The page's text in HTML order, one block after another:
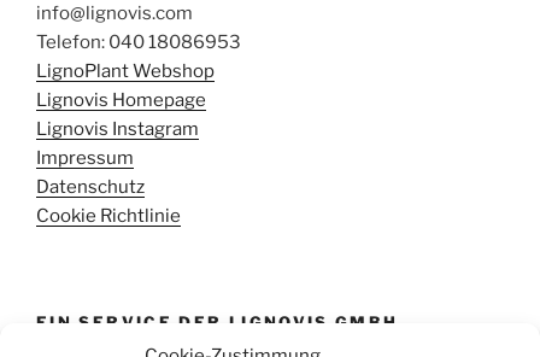
info@lignovis.com
Telefon: 040 18086953
LignoPlant Webshop
Lignovis Homepage
Lignovis Instagram
Impressum
Datenschutz
Cookie Richtlinie
EIN SERVICE DER LIGNOVIS GMBH